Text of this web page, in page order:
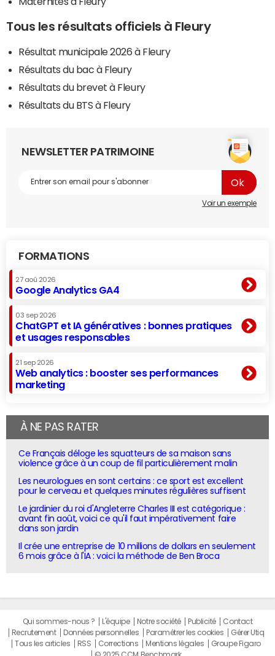
Tous les résultats officiels à Fleury
Résultat municipale 2026 à Fleury
Résultats du bac à Fleury
Résultats du brevet à Fleury
Résultats du BTS à Fleury
NEWSLETTER PATRIMOINE
Voir un exemple
FORMATIONS
27 aoû 2026
Google Analytics GA4
03 sep 2026
ChatGPT et IA génératives : bonnes pratiques
et usages responsables
21 sep 2026
Web analytics : booster ses performances
marketing
À NE PAS RATER
Ce Français déloge les squatteurs de sa maison sans
violence grâce à un coup de fil particulièrement malin
Les neurologues en sont certains : ce sport est excellent
pour le cerveau et quelques minutes régulières suffisent
Le jardinier du roi d'Angleterre Charles III est catégorique :
avant fin août, voici ce qu'il faut impérativement faire
dans son jardin
Il crée une entreprise de 10 millions de dollars en seulement
6 mois grâce à l'IA : voici la méthode de Ben Broca
Qui sommes-nous ? L'équipe Notre société Publicité
Contact
Recrutement
Données personnelles Paramétrer les cookies
Gérer Utiq
Tous les articles
RSS Corrections Mentions légales
Groupe Figaro